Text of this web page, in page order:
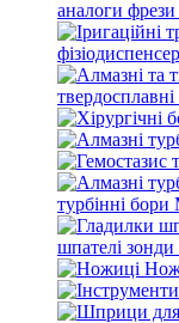
аналоги
турбінні
шпателі зонди